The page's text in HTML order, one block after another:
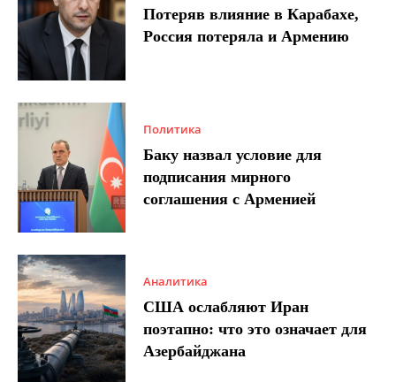
Потеряв влияние в Карабахе,
Россия потеряла и Армению
Политика
Баку назвал условие для
подписания мирного
соглашения с Арменией
Аналитика
США ослабляют Иран
поэтапно: что это означает для
Азербайджана